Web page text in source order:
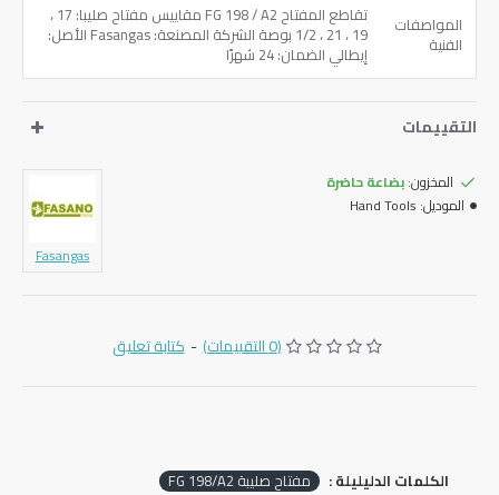
المواصفات
الفنية
تقاطع المفتاح FG 198 / A2 مقاييس مفتاح صليبا: 17 ،
19 ، 21 ، 1/2 بوصة الشركة المصنعة: Fasangas الأصل:
إيطالي الضمان: 24 شهرًا
التقييمات
المخزون:بضاعة حاضرة
الموديل: Hand Tools
Fasangas
(0 التقييمات) - كتابة تعليق
الكلمات الدليليلة : مفتاح صليبة FG 198/A2